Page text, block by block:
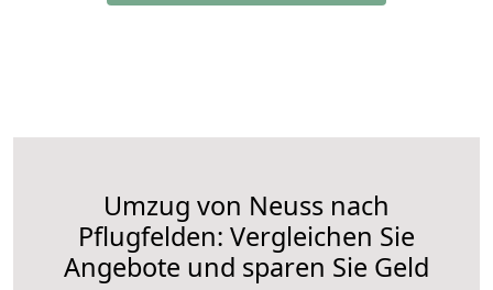
Umzug von Neuss nach
Pflugfelden: Vergleichen Sie
Angebote und sparen Sie Geld